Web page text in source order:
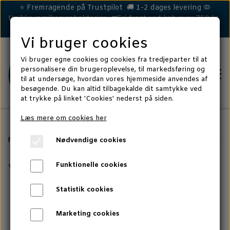
⭐ Fremragende på Trustpilot 🚚 1-2 dages levering 🦠
Unikke mælkesyrebakterier 🚛Fri fragt ved køb over 750 kr.
HEST
HUND
DÅRLIG MAVE
HUD & POTER
KAT
CELLA TEST - KAT
Forside Artikler, forskningsviden og tips
Vigtigt! Når du
har fået et nyt
Vi bruger cookies
Vi bruger egne cookies og cookies fra tredjeparter til at
personalisere din brugeroplevelse, til markedsføring og
til at undersøge, hvordan vores hjemmeside anvendes af
besøgende. Du kan altid tilbagekalde dit samtykke ved
at trykke på linket 'Cookies' nederst på siden.
Læs mere om cookies her
Nødvendige cookies
Funktionelle cookies
Statistik cookies
Marketing cookies